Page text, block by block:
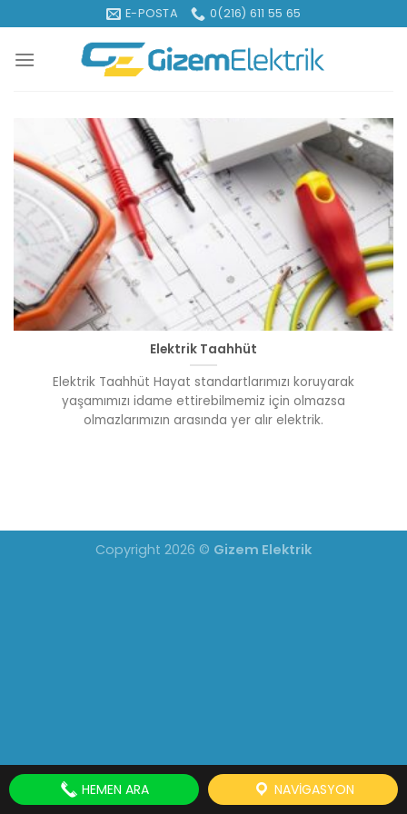
atla
E-POSTA 0(216) 611 55 65
Elektrik Taahhüt
Elektrik Taahhüt Hayat standartlarımızı koruyarak
yaşamımızı idame ettirebilmemiz için olmazsa
olmazlarımızın arasında yer alır elektrik.
Copyright 2026 © Gizem Elektrik
HEMEN ARA NAVIGASYON